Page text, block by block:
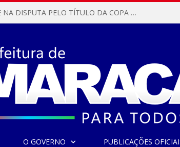
MARACANÃ SAI NA FRENTE NA DISPUTA PELO TÍTULO DA COPA PARÁ SUB-17!
O GOVERNO PUBLICAÇÕES